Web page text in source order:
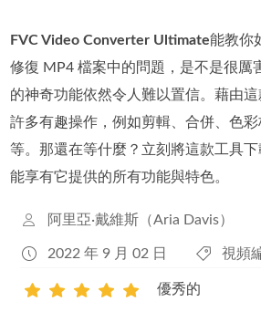
FVC Video Converter Ultimate能教你
修復 MP4 檔案中的問題，是不是很厲
的神奇功能依然令人難以置信。藉由
許多有趣操作，例如剪輯、合併、色
等。那還在等什麼？立刻將這款工具
能享有它提供的所有功能與特色。
阿里亞·戴維斯（Aria Davis）
2022 年 9 月 02 日 視頻
優秀的